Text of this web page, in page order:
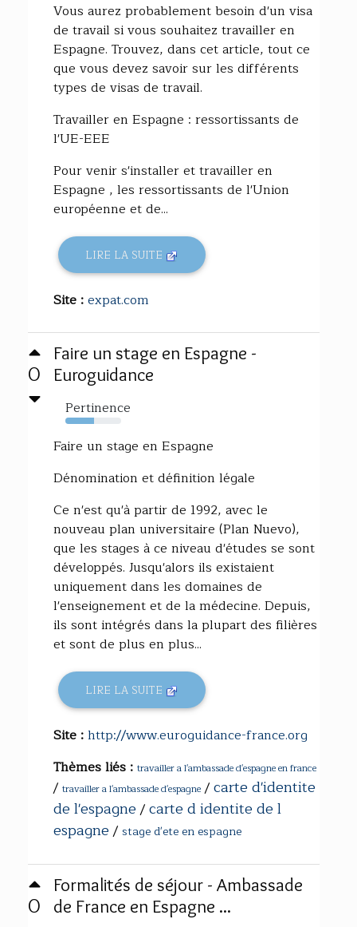
Vous aurez probablement besoin d'un visa
de travail si vous souhaitez travailler en
Espagne. Trouvez, dans cet article, tout ce
que vous devez savoir sur les différents
types de visas de travail.
Travailler en Espagne : ressortissants de
l'UE-EEE
Pour venir s'installer et travailler en
Espagne , les ressortissants de l'Union
européenne et de...
LIRE LA SUITE
Site :expat.com
0
Faire un stage en Espagne -
Euroguidance
Pertinence
51%
Faire un stage en Espagne
Dénomination et définition légale
Ce n'est qu'à partir de 1992, avec le
nouveau plan universitaire (Plan Nuevo),
que les stages à ce niveau d'études se sont
développés. Jusqu'alors ils existaient
uniquement dans les domaines de
l'enseignement et de la médecine. Depuis,
ils sont intégrés dans la plupart des filières
et sont de plus en plus...
LIRE LA SUITE
Site :http://www.euroguidance-france.org
Thèmes liés : travailler a l'ambassade d'espagne en france
/ travailler a l'ambassade d'espagne /carte d'identite
de l'espagne/carte d identite de l
espagne/ stage d'ete en espagne
0
Formalités de séjour - Ambassade
de France en Espagne ...